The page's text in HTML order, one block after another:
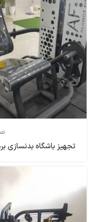
تجهیز باشگاه بدنسازی